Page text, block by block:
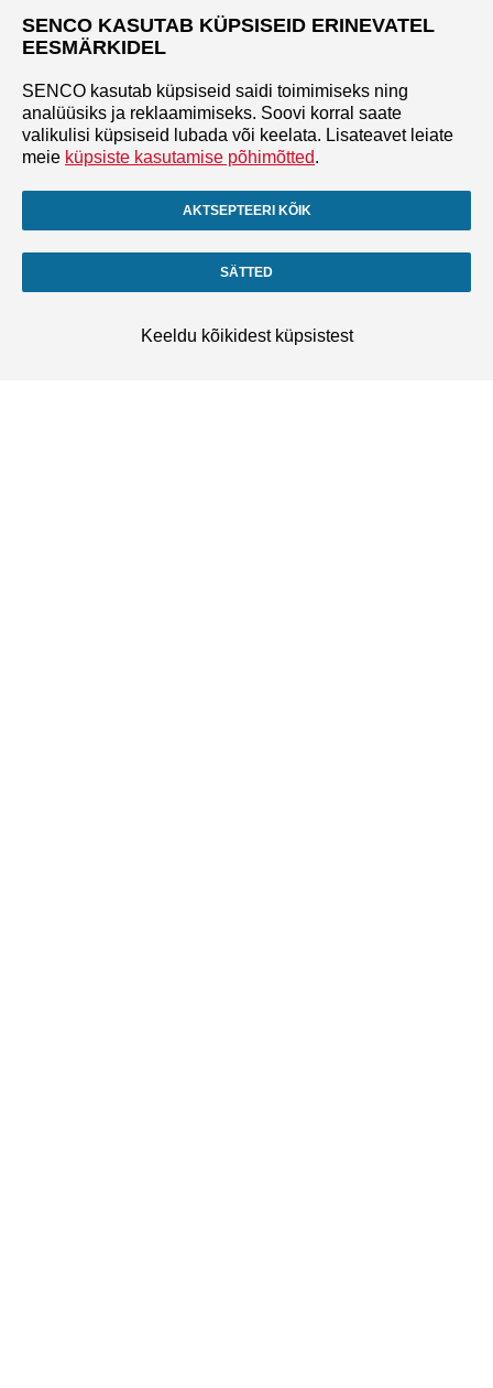
SENCO KASUTAB KÜPSISEID ERINEVATEL
EESMÄRKIDEL
SENCO kasutab küpsiseid saidi toimimiseks ning
analüüsiks ja reklaamimiseks. Soovi korral saate
valikulisi küpsiseid lubada või keelata. Lisateavet leiate
meie küpsiste kasutamise põhimõtted.
AKTSEPTEERI KÕIK
SÄTTED
Keeldu kõikidest küpsistest